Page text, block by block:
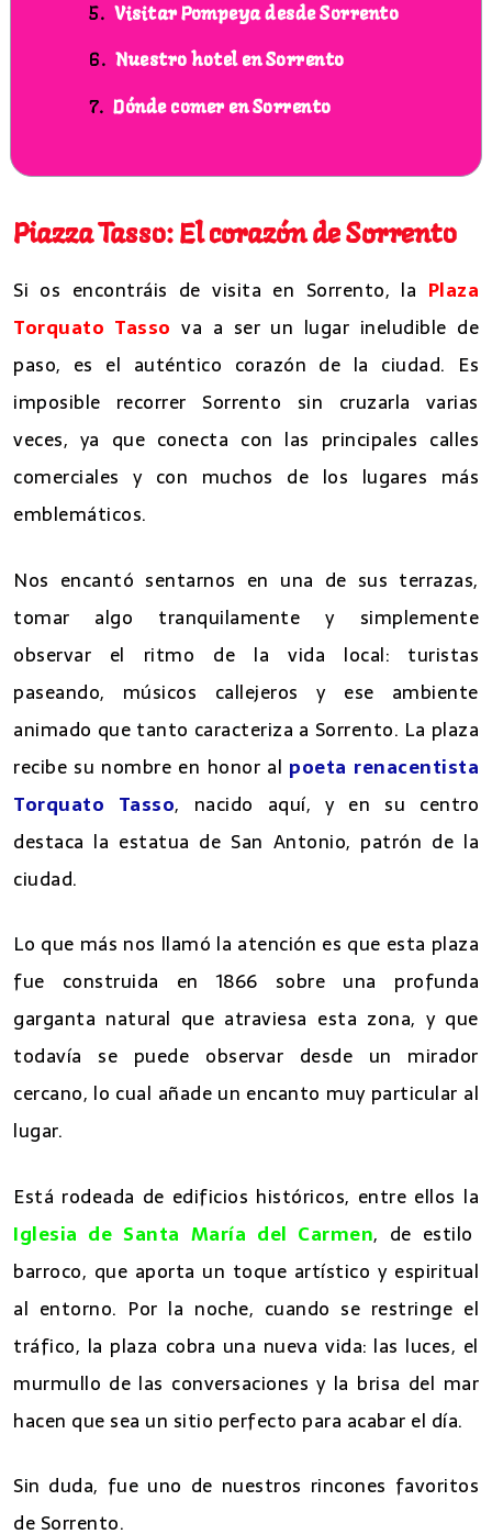
Visitar Pompeya desde Sorrento
Nuestro hotel en Sorrento
Dónde comer en Sorrento
Piazza Tasso: El corazón de Sorrento
Si os encontráis de visita en Sorrento, la Plaza
Torquato Tasso va a ser un lugar ineludible de
paso, es el auténtico corazón de la ciudad. Es
imposible recorrer Sorrento sin cruzarla varias
veces, ya que conecta con las principales calles
comerciales y con muchos de los lugares más
emblemáticos.
Nos encantó sentarnos en una de sus terrazas,
tomar algo tranquilamente y simplemente
observar el ritmo de la vida local: turistas
paseando, músicos callejeros y ese ambiente
animado que tanto caracteriza a Sorrento. La plaza
recibe su nombre en honor al poeta renacentista
Torquato Tasso, nacido aquí, y en su centro
destaca la estatua de San Antonio, patrón de la
ciudad.
Lo que más nos llamó la atención es que esta plaza
fue construida en 1866 sobre una profunda
garganta natural que atraviesa esta zona, y que
todavía se puede observar desde un mirador
cercano, lo cual añade un encanto muy particular al
lugar.
Está rodeada de edificios históricos, entre ellos la
Iglesia de Santa María del Carmen, de estilo
barroco, que aporta un toque artístico y espiritual
al entorno. Por la noche, cuando se restringe el
tráfico, la plaza cobra una nueva vida: las luces, el
murmullo de las conversaciones y la brisa del mar
hacen que sea un sitio perfecto para acabar el día.
Sin duda, fue uno de nuestros rincones favoritos
de Sorrento.